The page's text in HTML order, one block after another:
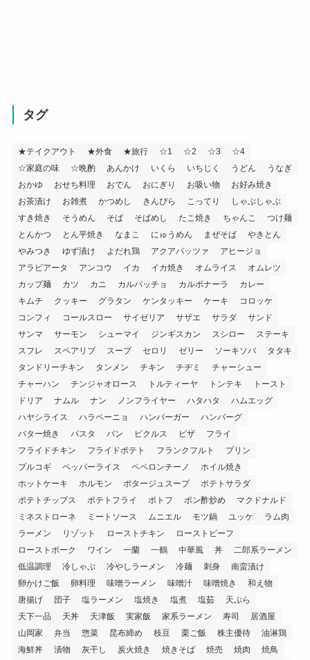
タグ
★テイクアウト ★外食 ★旅行 ☆1 ☆2 ☆3
☆4
☆家庭の味
☆晩酌 あんかけ いくら いちじく うどん
うなぎ
おかゆ
おせち料理 おでん おにぎり お吸い物
お好み焼き
お茶漬け
お雑煮 かつめし きんぴら こってり
しゃぶしゃぶ
すき焼き
そうめん そば そばめし たこ焼き ちゃんこ
つけ麺
とんかつ
とん平焼き なまこ にゅうめん まぜそば
やきとん
やみつき
ゆず漬け よだれ鶏 アクアパッツァ
アヒージョ
アラビアータ
アンコウ イカ イカ焼き オムライス
オムレツ
カップ麺
カツ カニ カルパッチョ カルボナーラ
カレー
キムチ
クッキー グラタン ケンタッキー ケーキ
コロッケ
コンフィ
コールスロー サイゼリア サザエ サラダ
サンド
サンマ
サーモン シューマイ ジンギスカン スシロー
ステーキ
スフレ
スペアリブ スープ セロリ ゼリー ソーキソバ
タタキ
タンドリーチキン
タンメン チキン チヂミ
チャーシュー
チャーハン
チンジャオロース トルティーヤ トンテキ
トースト
ドリア
ナムル ナン ノンフライヤー ハタハタ
ハムエッグ
ハヤシライス
ハラペーニョ ハンバーガー
ハンバーグ
バター焼き
パスタ パン ピクルス ピザ
フライ
フライドチキン
フライドポテト フランクフルト
プリン
プルコギ
ペッパーライス ペペロンチーノ
ホイル焼き
ホットケーキ
ホルモン ポタージュスープ
ポテトサラダ
ポテトチップス
ポテトフライ ポトフ ポン酢炒め
マクドナルド
ミネストローネ
ミートソース ムニエル モツ鍋 ユッケ
ラム肉
ラーメン
リゾット ローストチキン
ローストビーフ
ローストポーク
ワイン 一蘭 一鶴 中華風 丼
二郎系ラーメン
低温調理
冷しゃぶ 冷やしラーメン 冷麺 刺身
南蛮漬け
卵かけご飯
卵料理 味噌ラーメン 味噌汁 味噌焼き
和え物
唐揚げ
団子 塩ラーメン 塩焼き 塩煮 塩茹
天ぷら
天下一品
天丼 天津飯 実家飯 家系ラーメン 寿司
居酒屋
山岡家
弁当 惣菜 昆布締め 枝豆 栗ご飯 株主優待
油淋鶏
海鮮丼
漬物 灰干し 炭火焼き 焼きそば 焼売 焼肉 焼鳥